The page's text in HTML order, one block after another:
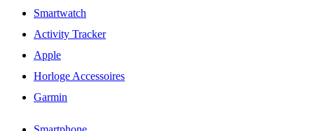
Smartwatch
Activity Tracker
Apple
Horloge Accessoires
Garmin